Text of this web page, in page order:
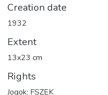
Creation date
1932
Extent
13x23 cm
Rights
Jogok: FSZEK